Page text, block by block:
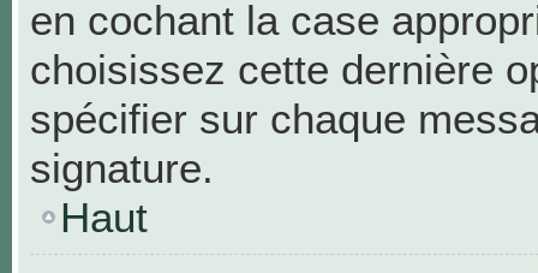
en cochant la case
choisissez cette dernière
spécifier sur chaque
signature.
Haut